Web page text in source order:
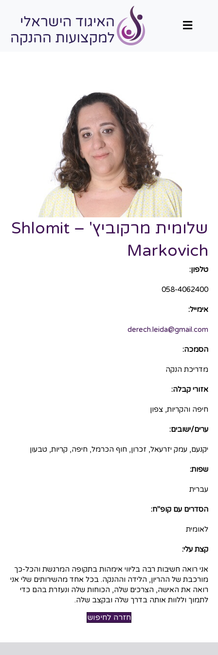
תפריט
שלומית מרקוביץ' – Shlomit
Markovich
טלפון:
058-4062400
אימייל:
derech.leida@gmail.com
הסמכה:
מדריכת הנקה
אזורי קבלה:
חיפה והקריות, צפון
ערים/ישובים:
יקנעם, עמק יזרעאל, זכרון, חוף הכרמל, חיפה, קריות, טבעון
שפות:
עברית
הסדרים עם קופ"ח:
לאומית
קצת עלי:
אני רואה חשיבות רבה בליווי אימהות בתקופה המרגשת והכל-כך
מורכבת של ההריון, הלידה וההנקה. בכל אחד מהשירותים שלי אני
רואה את האישה, הצרכים שלה, הכוחות שלה ונעזרת בהם כדי
לתמוך וללוות אותה בדרך שלה ובקצב שלה.
חזרה לחיפוש